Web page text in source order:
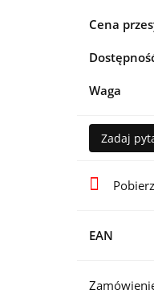
Cena
Waga
Zadaj
EAN